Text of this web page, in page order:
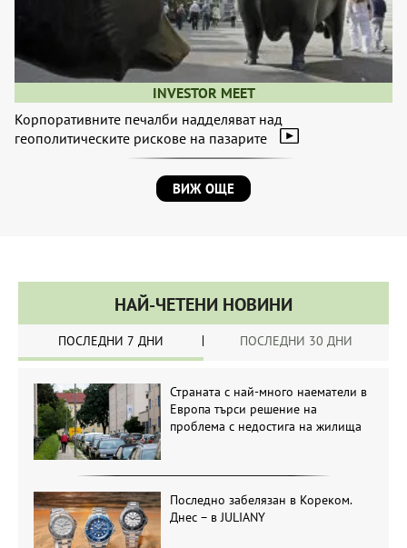
INVESTOR MEET
Корпоративните печалби надделяват над
геополитическите рискове на пазарите
ВИЖ ОЩЕ
НАЙ-ЧЕТЕНИ НОВИНИ
ПОСЛЕДНИ 7 ДНИ ПОСЛЕДНИ 30 ДНИ
Страната с най-много наематели в
Европа търси решение на
проблема с недостига на жилища
Последно забелязан в Кореком.
Днес – в JULIANY